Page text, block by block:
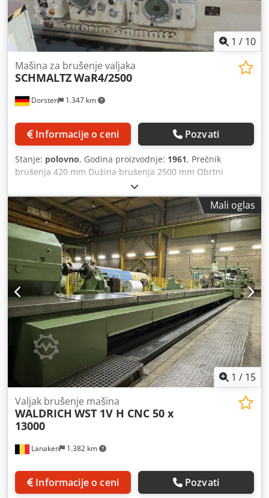
kg Dksdpev N Rccjfx Ac Nsr Brzina Z-kliznog nosača: 2.500
mm/min
1 / 10
Dorsten 1.347 km
Mašina za brušenje valjaka
SCHMALTZWaR4/2500
Informacije o ceni Pozvati
Stanje: polovno, Godina proizvodnje: 1961, Prečnik
brušenja 420 mm Dužina brušenja 2500 mm Obrtni
prečnik 870 mm Rastojanje između šiljaka 2700 mm Brzina
obrtanja radnog komada 1–164 o/min Ukupna potrebna
snaga 50 kW Tehnički podaci su proizvođačke ili operativne
informacije i nisu obavezujuće za nas. Zadržavamo pravo
međuprodaje; važe isključivo naši opšti uslovi poslovanja i
prodaje. O nama više od 400 mašina na zalihama preko
15.000 m² skladišnog prostora, kapacitet dizalice 70 t više
od 10.000 artikala dodatne opreme za vašu radionicu Ako
želite prodati mašine, proizvodne linije ili svoju firmu,
obratite nam se. Dsdeyqvt Hepfx Ac Nskr Više ponuda
možete pronaći na našem sajtu. Pregledi su mogući po
dogovoru. Radujemo se vašoj poseti. Vaš Markus Hirsch
Mali oglas
1 / 15
Lanaken 1.382 km
Valjak brušenje mašina
WALDRICH WST 1V H CNC 50 x
13000
Informacije o ceni Pozvati